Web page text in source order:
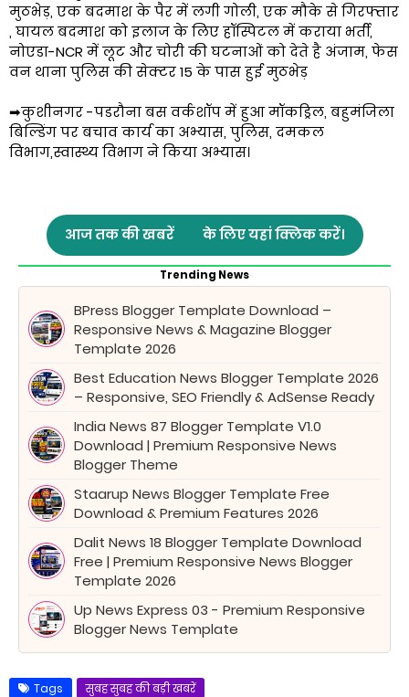
मुठभेड़, एक बदमाश के पैर में लगी गोली, एक मौके से गिरफ्तार
, घायल बदमाश को इलाज के लिए हॉस्पिटल में कराया भर्ती,
नोएडा-NCR में लूट और चोरी की घटनाओं को देते है अंजाम, फेस
वन थाना पुलिस की सेक्टर 15 के पास हुई मुठभेड़
➡कुशीनगर -पडरौना बस वर्कशॉप में हुआ मॉकड्रिल, बहुमंजिला
बिल्डिंग पर बचाव कार्य का अभ्यास, पुलिस, दमकल
विभाग,स्वास्थ्य विभाग ने किया अभ्यास।
आज तक की खबरें के लिए यहां क्लिक करें।
Trending News
BPress Blogger Template Download –
Responsive News & Magazine Blogger
Template 2026
Best Education News Blogger Template 2026
– Responsive, SEO Friendly & AdSense Ready
India News 87 Blogger Template V1.0
Download | Premium Responsive News
Blogger Theme
Staarup News Blogger Template Free
Download & Premium Features 2026
Dalit News 18 Blogger Template Download
Free | Premium Responsive News Blogger
Template 2026
Up News Express 03 - Premium Responsive
Blogger News Template
Tags सुबह सुबह की बड़ी खबरें